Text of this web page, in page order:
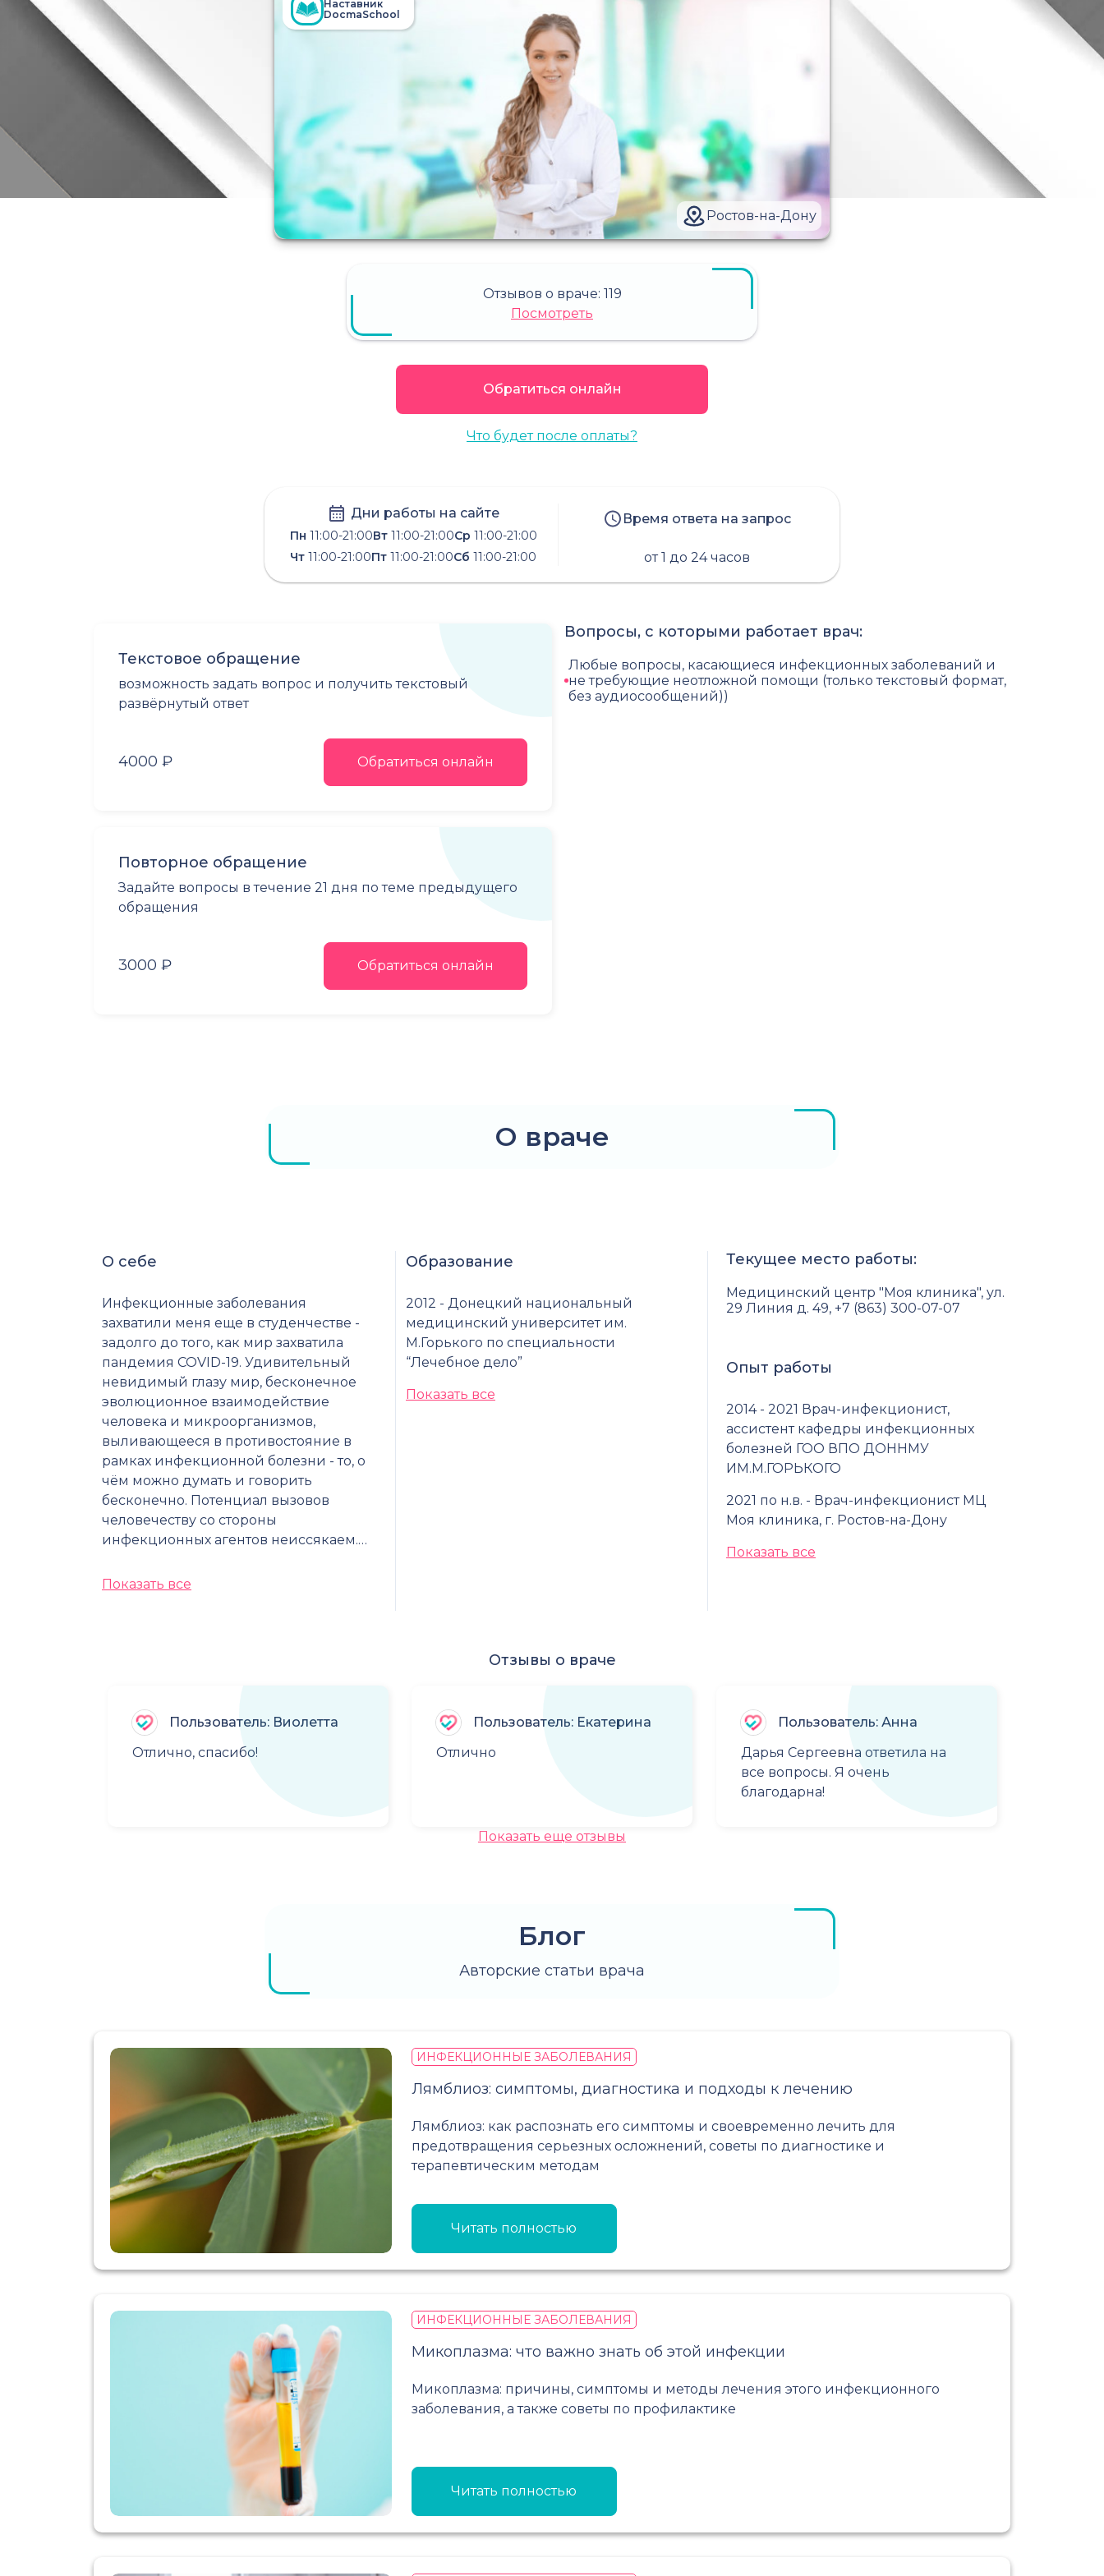
Ростов-на-Дону
Наставник
DocmaSchool
Отзывов о враче: 119
Посмотреть
Обратиться онлайн
Что будет после оплаты?
Дни работы на сайте
Пн 11:00-21:00Вт11:00-21:00Ср 11:00-21:00
Чт 11:00-21:00Пт 11:00-21:00Сб 11:00-21:00
Время ответа на запрос
от 1 до 24 часов
Текстовое обращение
возможность задать вопрос и получить текстовый
развёрнутый ответ
4000 ₽ Обратиться онлайн
Повторное обращение
Задайте вопросы в течение 21 дня по теме предыдущего
обращения
3000 ₽ Обратиться онлайн
Вопросы, с которыми работает врач:
Любые вопросы, касающиеся инфекционных заболеваний и
не требующие неотложной помощи (только текстовый формат,
без аудиосообщений))
О враче
О себе
Инфекционные заболевания
захватили меня еще в студенчестве -
задолго до того, как мир захватила
пандемия COVID-19. Удивительный
невидимый глазу мир, бесконечное
эволюционное взаимодействие
человека и микроорганизмов,
выливающееся в противостояние в
рамках инфекционной болезни - то, о
чём можно думать и говорить
бесконечно. Потенциал вызовов
человечеству со стороны
инфекционных агентов неиссякаем.…
Показать все
Образование
2012 - Донецкий национальный
медицинский университет им.
М.Горького по специальности
“Лечебное дело”
Показать все
Текущее место работы:
Медицинский центр "Моя клиника", ул.
29 Линия д. 49, +7 (863) 300-07-07
Опыт работы
2014 - 2021 Врач-инфекционист,
ассистент кафедры инфекционных
болезней ГОО ВПО ДОННМУ
ИМ.М.ГОРЬКОГО
2021 по н.в. - Врач-инфекционист МЦ
Моя клиника, г. Ростов-на-Дону
Показать все
Отзывы о враче
Пользователь: Виолетта
Отлично, спасибо!
Пользователь: Екатерина
Отлично
Пользователь: Анна
Дарья Сергеевна ответила на
все вопросы. Я очень
благодарна!
Показать еще отзывы
Блог
Авторские статьи врача
ИНФЕКЦИОННЫЕ ЗАБОЛЕВАНИЯ
Лямблиоз: симптомы, диагностика и подходы к лечению
Лямблиоз: как распознать его симптомы и своевременно лечить для
предотвращения серьезных осложнений, советы по диагностике и
терапевтическим методам
Читать полностью
ИНФЕКЦИОННЫЕ ЗАБОЛЕВАНИЯ
Микоплазма: что важно знать об этой инфекции
Микоплазма: причины, симптомы и методы лечения этого инфекционного
заболевания, а также советы по профилактике
Читать полностью